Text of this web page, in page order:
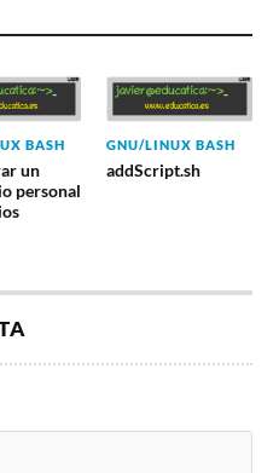
BASH
un
personal
GNU/LINUX BASH
addScript.sh